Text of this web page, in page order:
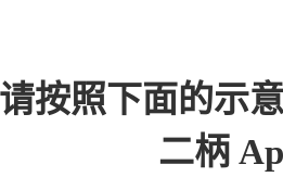
请按照下面的示
二柄